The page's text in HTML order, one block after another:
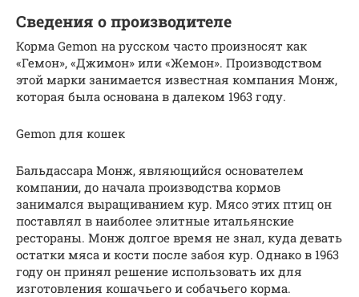
Сведения о производителе
Корма Gemon на русском часто произносят как
«Гемон», «Джимон» или «Жемон». Производством
этой марки занимается известная компания Монж,
которая была основана в далеком 1963 году.
Gemon для кошек
Бальдассара Монж, являющийся основателем
компании, до начала производства кормов
занимался выращиванием кур. Мясо этих птиц он
поставлял в наиболее элитные итальянские
рестораны. Монж долгое время не знал, куда девать
остатки мяса и кости после забоя кур. Однако в 1963
году он принял решение использовать их для
изготовления кошачьего и собачьего корма.